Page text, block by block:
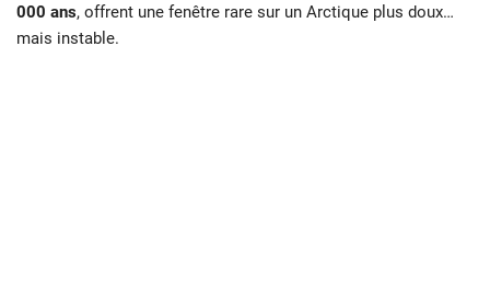
000 ans, offrent une fenêtre rare sur un Arctique plus doux…
mais instable.